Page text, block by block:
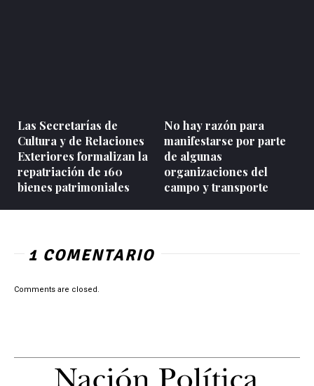
Las Secretarías de
Cultura y de Relaciones
Exteriores formalizan la
repatriación de 160
bienes patrimoniales
No hay razón para
manifestarse por parte
de algunas
organizaciones del
campo y transporte
1 COMENTARIO
Comments are closed.